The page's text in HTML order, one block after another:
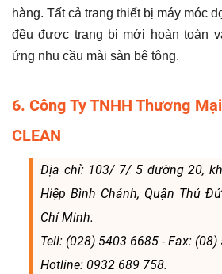
hàng. Tất cả trang thiết bị máy móc
đều được trang bị mới hoàn toàn
ứng nhu cầu mài sàn bê tông.
6. Công Ty TNHH Thương
CLEAN
Địa chỉ: 103/ 7/ 5 đường 20,
Hiệp Bình Chánh, Quận Thủ
Chí Minh.
Tell: (028) 5403 6685 - Fax: (08)
Hotline: 0932 689 758.